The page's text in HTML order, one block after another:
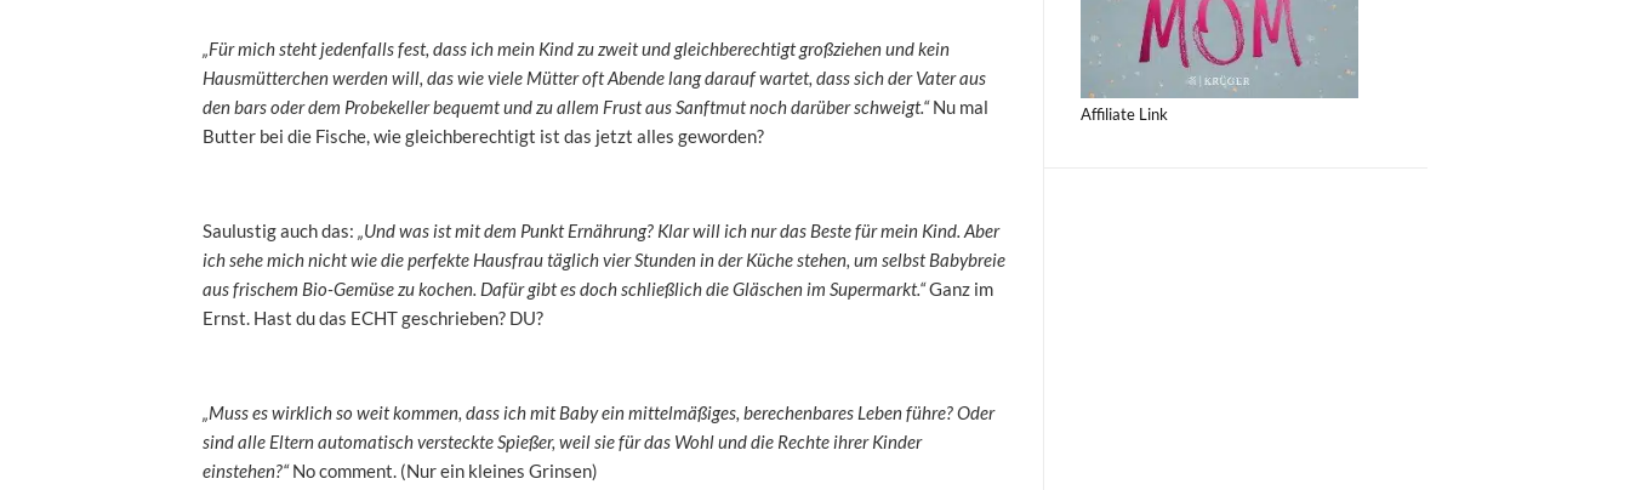
„Für mich steht jedenfalls fest, dass ich mein Kind zu zweit und gleichberechtigt großziehen und kein
Hausmütterchen werden will, das wie viele Mütter oft Abende lang darauf wartet, dass sich der Vater aus
den bars oder dem Probekeller bequemt und zu allem Frust aus Sanftmut noch darüber schweigt.“Nu mal
Butter bei die Fische, wie gleichberechtigt ist das jetzt alles geworden?
Saulustig auch das: „Und was ist mit dem Punkt Ernährung? Klar will ich nur das Beste für mein Kind. Aber
ich sehe mich nicht wie die perfekte Hausfrau täglich vier Stunden in der Küche stehen, um selbst Babybreie
aus frischem Bio-Gemüse zu kochen. Dafür gibt es doch schließlich die Gläschen im Supermarkt.“Ganz im
Ernst. Hast du das ECHT geschrieben? DU?
„Muss es wirklich so weit kommen, dass ich mit Baby ein mittelmäßiges, berechenbares Leben führe? Oder
sind alle Eltern automatisch versteckte Spießer, weil sie für das Wohl und die Rechte ihrer Kinder
einstehen?“No comment. (Nur ein kleines Grinsen)
Affiliate Link